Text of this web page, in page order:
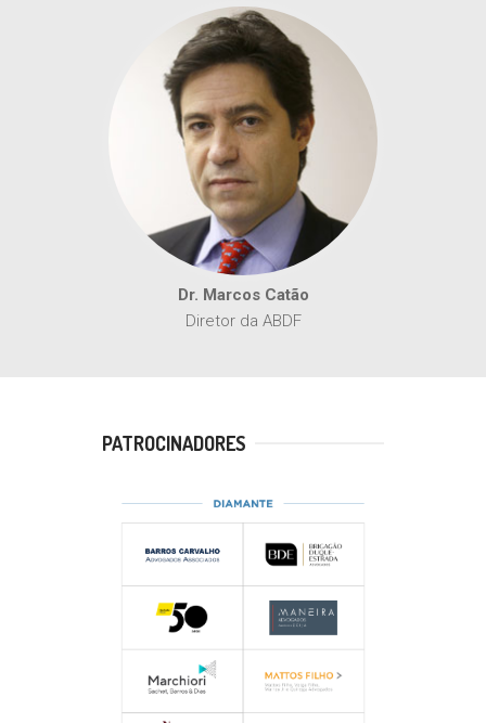
Dr. Marcos Catão
Diretor da ABDF
PATROCINADORES